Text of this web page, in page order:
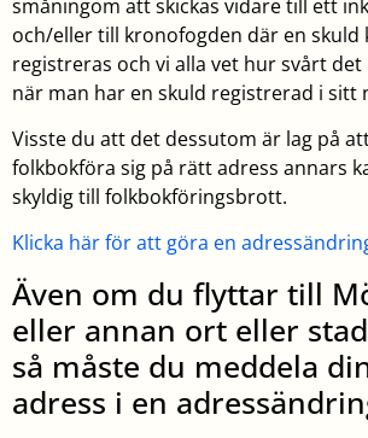
småningom att skickas vidare till ett
och/eller till kronofogden där en skuld
registreras och vi alla vet hur svårt det
när man har en skuld registrerad i sitt
Visste du att det dessutom är lag på
folkbokföra sig på rätt adress annars
skyldig till folkbokföringsbrott.
Klicka här för att göra en
Även om du flyttar till
eller annan ort eller
så måste du meddela
adress i en